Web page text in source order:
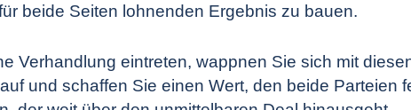
beide Seiten lohnenden Ergebnis zu bauen.
Verhandlung eintreten, wappnen Sie sich mit
und schaffen Sie einen Wert, den beide Parteien